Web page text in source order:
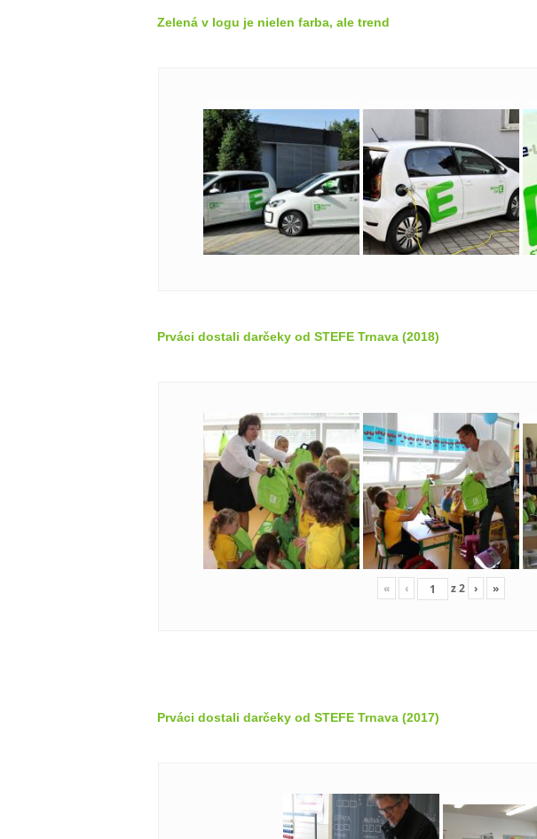
Zelená v logu je nielen farba, ale trend
Prváci dostali darčeky od STEFE Trnava (2018)
« ‹ z2 › »
Prváci dostali darčeky od STEFE Trnava (2017)